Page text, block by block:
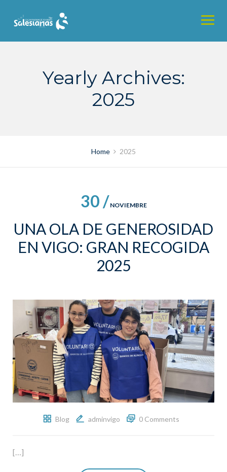
content
Yearly Archives:
2025
Home 2025
30 / NOVIEMBRE
UNA OLA DE GENEROSIDAD
EN VIGO: GRAN RECOGIDA
2025
Blog adminvigo 0 Comments
[…]